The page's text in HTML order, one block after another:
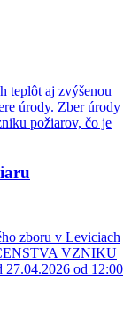
teplôt aj zvýšenou
úrody. Zber úrody
požiarov, čo je
zboru v Leviciach
VZNIKU
27.04.2026 od 12:00